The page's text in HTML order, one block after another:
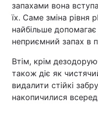
запахами вона
їх. Саме зміна рівня
найбільше
неприємний запах в
Втім, крім
також діє як
видалити стійкі
накопичилися